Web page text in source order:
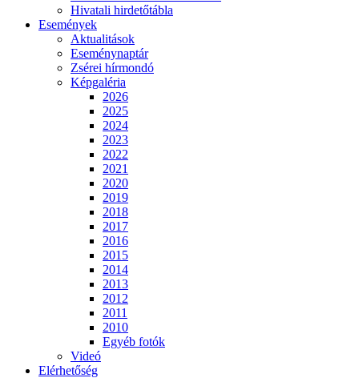
Hivatali hirdetőtábla
Események
Aktualitások
Eseménynaptár
Zsérei hírmondó
Képgaléria
2026
2025
2024
2023
2022
2021
2020
2019
2018
2017
2016
2015
2014
2013
2012
2011
2010
Egyéb fotók
Videó
Elérhetőség